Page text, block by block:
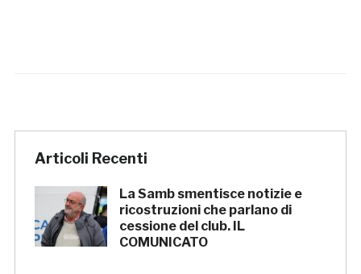
Articoli Recenti
La Samb smentisce notizie e
ricostruzioni che parlano di
cessione del club. IL
COMUNICATO